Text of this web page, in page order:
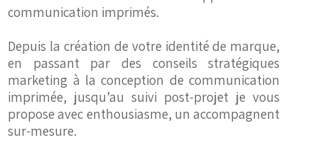
communication imprimés.
Depuis la création de votre identité de marque,
en passant par des conseils stratégiques
marketing à la conception de communication
imprimée, jusqu’au suivi post-projet je vous
propose avec enthousiasme, un accompagnent
sur-mesure.